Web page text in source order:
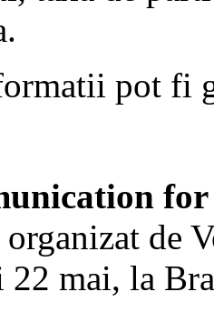
pot fi
for
de
22 mai, la